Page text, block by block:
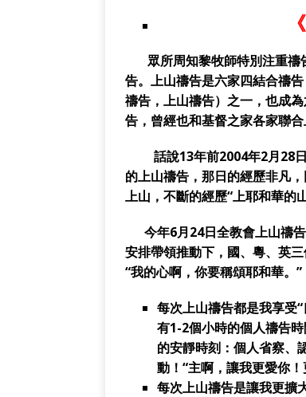
眾所周知黎牧師特別注重禱
告。上山禱告是六家四結合禱
禱告，上山禱告）之一，也成
告，曾經也和基督之家各家聯
話說13年前2004年2月28
的上山禱告，那日的經歷非凡
上山，不斷的經歷“上耶和華的
今年6月24日全教會上山禱
安排帶領推動下，國、粵、英
“我的心啊，你要稱頌耶和華。”
每次上山禱告都是我享受
有1-2個小時的個人禱告
的安靜時刻：個人省察、
動！“主啊，讓我更愛你
每次上山禱告是讓我更擴